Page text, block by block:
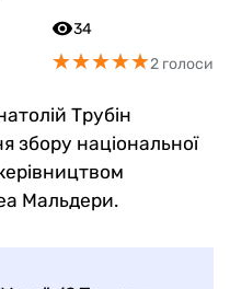
34
★★★★★
★★★★★2 голоси
Трубін
збору національної
Мальдери.